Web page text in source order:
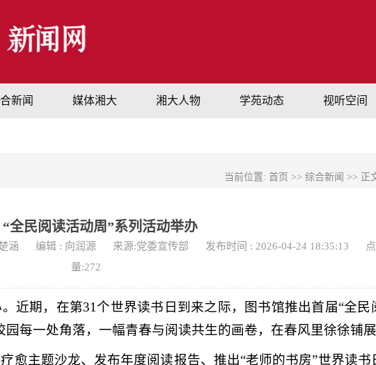
新闻 媒体湘大 湘大人物 学苑动态 视听空间
当前位置: 首页 >> 综合新闻 >> 正
“全民阅读活动周”系列活动举办
涵 编辑 : 向润源 来源:党委宣传部 发布时间 : 2026-04-24 18:35:13
量:272
近期，在第31个世界读书日到来之际，图书馆推出首届“全民
每一处角落，一幅青春与阅读共生的画卷，在春风里徐徐铺展
愈主题沙龙、发布年度阅读报告、推出“老师的书房”世界读书